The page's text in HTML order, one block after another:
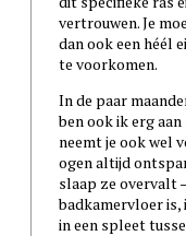
vertrouwen. Je
dan ook een héél
te voorkomen.
In de paar
ben ook ik erg
neemt je ook wel
ogen altijd
slaap ze overvalt
badkamervloer is,
in een spleet